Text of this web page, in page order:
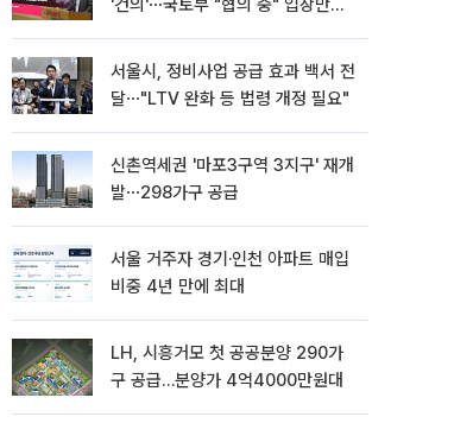
'건의'⋯국토부 "협의 중" 입장만
서울시, 정비사업 공급 효과 백서 전
달⋯"LTV 완화 등 법령 개정 필요"
신촌역세권 '마포3구역 3지구' 재개
발⋯298가구 공급
서울 거주자 경기·인천 아파트 매입
비중 4년 만에 최대
LH, 시흥거모 첫 공공분양 290가
구 공급…분양가 4억4000만원대